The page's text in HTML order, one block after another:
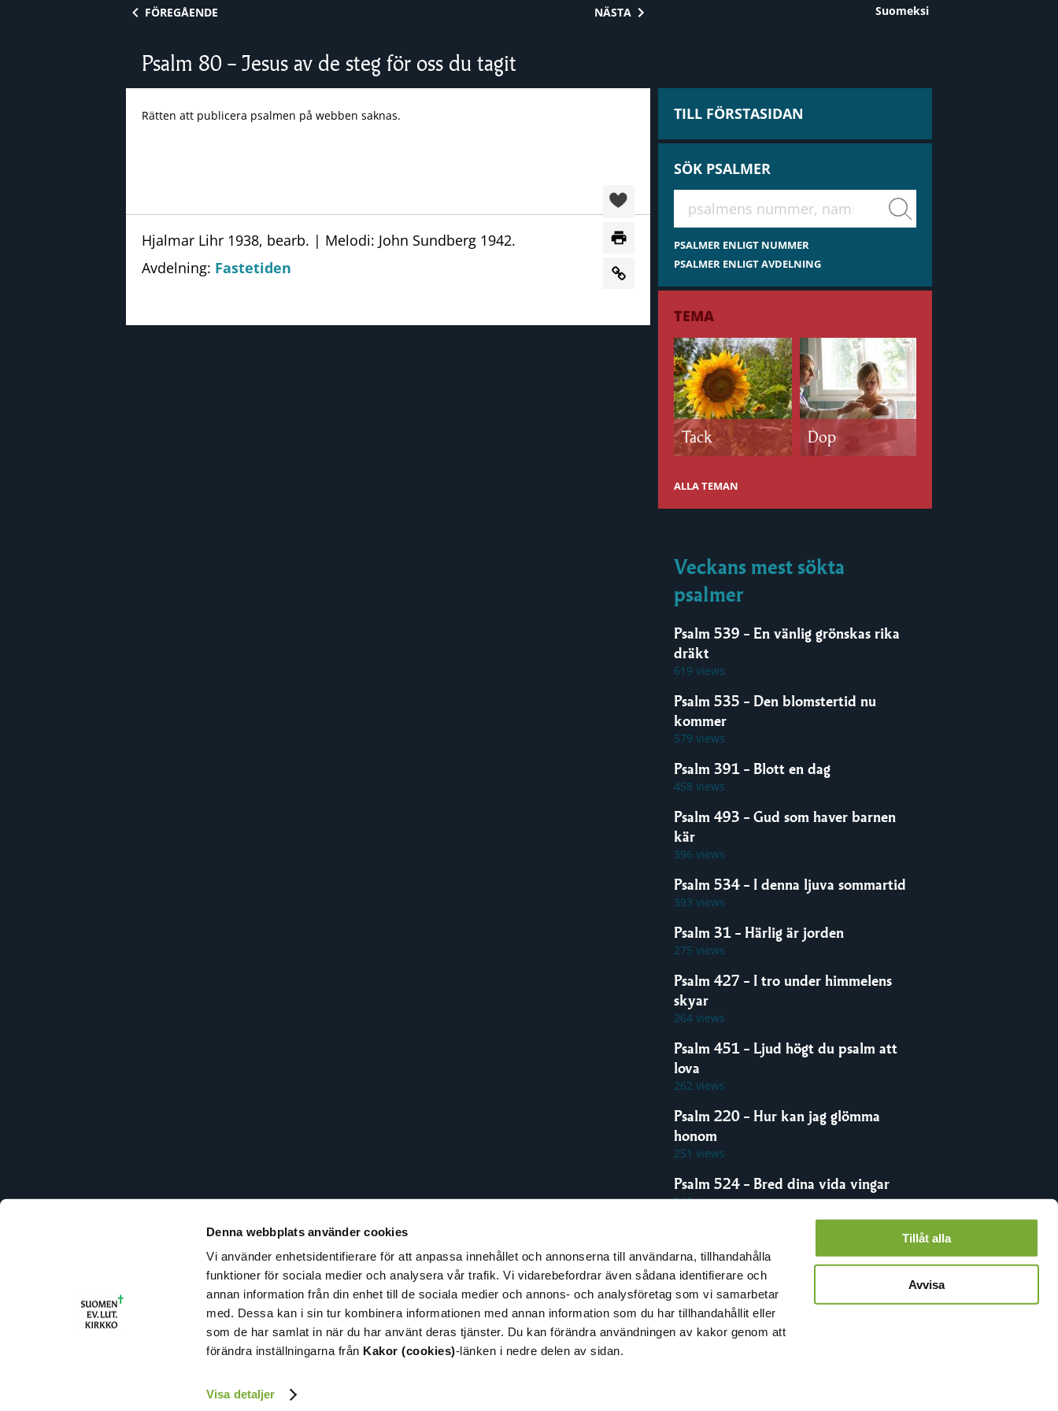
Denna webbplats använder cookies
Vi använder enhetsidentifierare för att anpassa innehållet och annonserna till användarna, tillhandahålla
funktioner för sociala medier och analysera vår trafik. Vi vidarebefordrar även sådana identifierare och
annan information från din enhet till de sociala medier och annons- och analysföretag som vi samarbetar
med. Dessa kan i sin tur kombinera informationen med annan information som du har tillhandahållit eller
som de har samlat in när du har använt deras tjänster. Du kan förändra användningen av kakor genom att
förändra inställningarna från Kakor (cookies)-länken i nedre delen av sidan.
Visa detaljer
Tillåt alla
Avvisa
Suomeksi
FÖREGÅENDE NÄSTA
Psalm 80 – Jesus av de steg för oss du tagit
Rätten att publicera psalmen på webben saknas.
Hjalmar Lihr 1938, bearb. | Melodi: John Sundberg 1942.
Avdelning: Fastetiden
TILL FÖRSTASIDAN
SÖK PSALMER
Hae virsiä
PSALMER ENLIGT NUMMER
PSALMER ENLIGT AVDELNING
TEMA
Tack Dop
ALLA TEMAN
Veckans mest sökta
psalmer
Psalm 539 – En vänlig grönskas rika
dräkt
619 views
Psalm 535 – Den blomstertid nu
kommer
579 views
Psalm 391 – Blott en dag
458 views
Psalm 493 – Gud som haver barnen
kär
396 views
Psalm 534 – I denna ljuva sommartid
393 views
Psalm 31 – Härlig är jorden
275 views
Psalm 427 – I tro under himmelens
skyar
264 views
Psalm 451 – Ljud högt du psalm att
lova
262 views
Psalm 220 – Hur kan jag glömma
honom
251 views
Psalm 524 – Bred dina vida vingar
242 views
Respons
Upphovsrätt
Tillgänglighet
Information om kakor
(cookies)